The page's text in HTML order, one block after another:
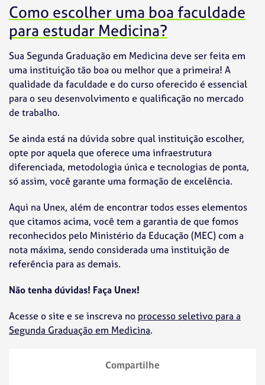
Como escolher uma boa faculdade
para estudar Medicina?
Sua Segunda Graduação em Medicina deve ser feita em
uma instituição tão boa ou melhor que a primeira! A
qualidade da faculdade e do curso oferecido é essencial
para o seu desenvolvimento e qualificação no mercado
de trabalho.
Se ainda está na dúvida sobre qual instituição escolher,
opte por aquela que oferece uma infraestrutura
diferenciada, metodologia única e tecnologias de ponta,
só assim, você garante uma formação de excelência.
Aqui na Unex, além de encontrar todos esses elementos
que citamos acima, você tem a garantia de que fomos
reconhecidos pelo Ministério da Educação (MEC) com a
nota máxima, sendo considerada uma instituição de
referência para as demais.
Não tenha dúvidas! Faça Unex!
Acesse o site e se inscreva no processo seletivo para a
Segunda Graduação em Medicina.
Compartilhe